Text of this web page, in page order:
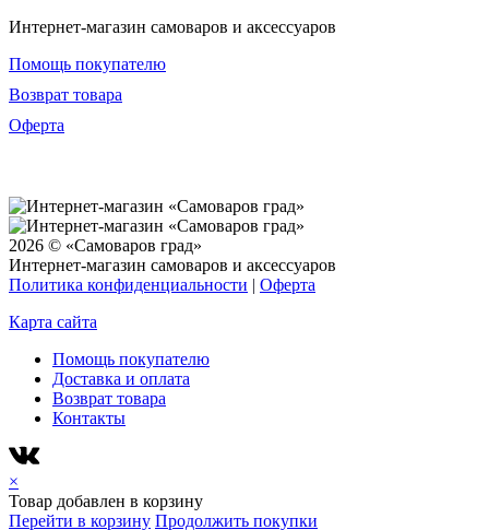
Интернет-магазин самоваров и аксессуаров
Помощь покупателю
Возврат товара
Оферта
2026 © «Самоваров град»
Интернет-магазин самоваров и аксессуаров
Политика конфиденциальности | Оферта
Карта сайта
Помощь покупателю
Доставка и оплата
Возврат товара
Контакты
×
Товар добавлен в корзину
Перейти в корзину Продолжить покупки